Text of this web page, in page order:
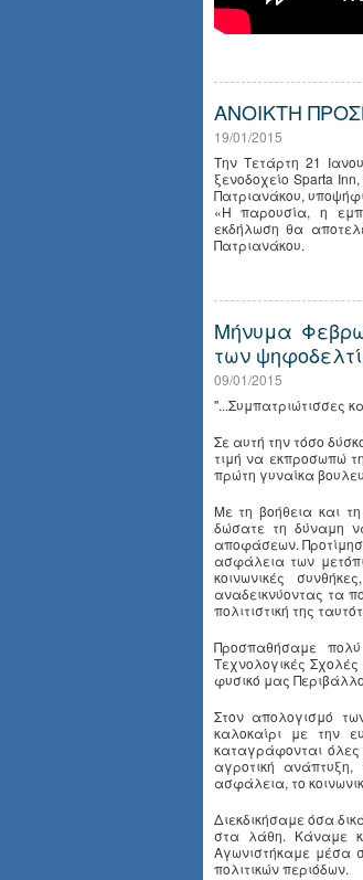
ΑΝΟΙΚΤΗ
19/01/2015
Την Τετάρτη 21
ξενοδοχείο Sparta
Πατριανάκου,
«Η παρουσία, η
εκδήλωση θα
Πατριανάκου.
Μήνυμα
των
09/01/2015
"...Συμπατριώτισσες
Σε αυτή την τόσο
τιμή να εκπροσωπώ
πρώτη γυναίκα
Με τη βοήθεια και
δώσατε τη δύναμη
αποφάσεων.
ασφάλεια των
κοινωνικές
αναδεικνύοντας τα
πολιτιστική της
Προσπαθήσαμε
Τεχνολογικές
φυσικό μας
Στον απολογισμό
καλοκαίρι με την
καταγράφονται
αγροτική
ασφάλεια, το
Διεκδικήσαμε όσα
στα λάθη. Κάναμε
Αγωνιστήκαμε μέσα
πολιτικών περιόδων.